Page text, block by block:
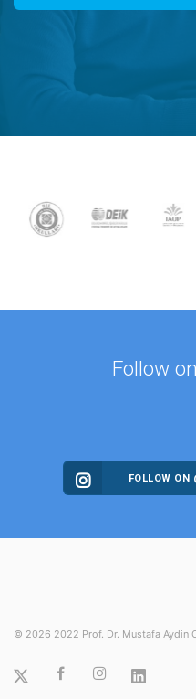
Follow
FOLLOW ON
© 2026 2022 Prof. Dr. Mustafa Aydin